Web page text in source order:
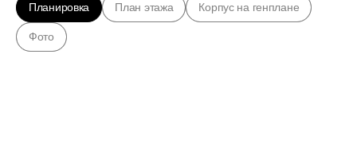
Планировка План этажа Корпус на генплане
Фото